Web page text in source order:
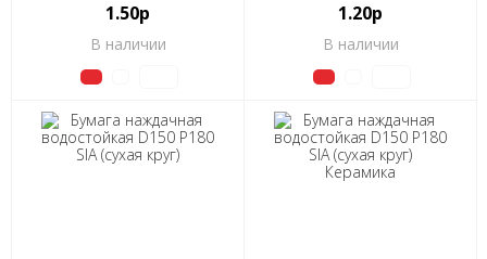
1.50р
В наличии
1.20р
В наличии